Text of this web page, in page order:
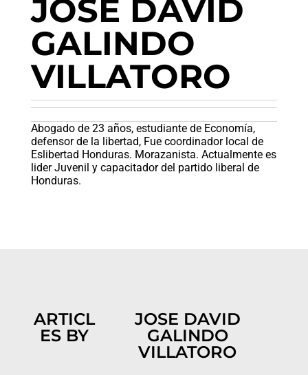
JOSE DAVID
GALINDO
VILLATORO
Abogado de 23 años, estudiante de Economía,
defensor de la libertad, Fue coordinador local de
Eslibertad Honduras. Morazanista. Actualmente es
lider Juvenil y capacitador del partido liberal de
Honduras.
ARTICL
ES BY
JOSE DAVID
GALINDO
VILLATORO